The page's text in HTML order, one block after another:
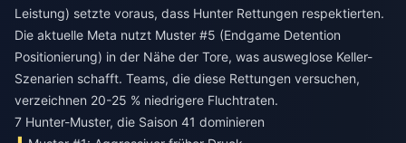
Leistung) setzte voraus, dass Hunter Rettungen respektierten.
Die aktuelle Meta nutzt Muster #5 (Endgame Detention
Positionierung) in der Nähe der Tore, was ausweglose Keller-
Szenarien schafft. Teams, die diese Rettungen versuchen,
verzeichnen 20-25 % niedrigere Fluchtraten.
7 Hunter-Muster, die Saison 41 dominieren